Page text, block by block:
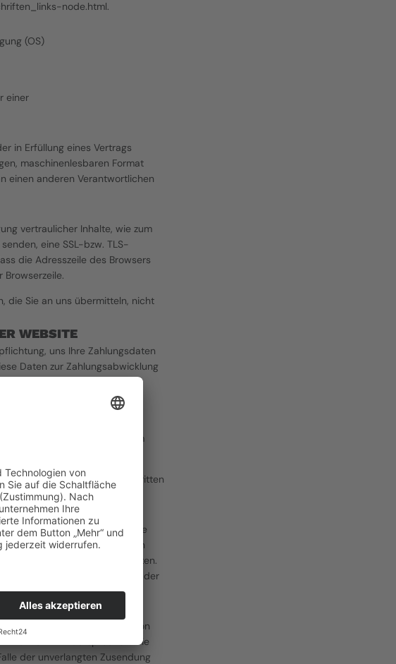
node.html.
(OS)
einer
in Erfüllung eines Vertrags
maschinenlesbaren Format
einen anderen Verantwortlichen
vertraulicher Inhalte, wie zum
eine SSL-bzw. TLS-
die Adresszeile des Browsers
die Sie an uns übermitteln, nicht
WEBSITE
uns Ihre Zahlungsdaten
Daten zur Zahlungsabwicklung
Lastschriftverfahren) erfolgt
Verbindung
“https://” wechselt und an dem
uns übermitteln, nicht von Dritten
das Recht auf unentgeltliche
und Empfänger und den
oder Löschung dieser Daten.
Sie sich jederzeit unter der
zur Übersendung von
hiermit widersprochen. Die
der unverlangten Zusendung